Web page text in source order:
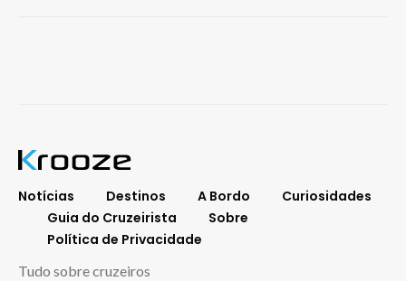
Notícias Destinos A Bordo
Curiosidades
Guia do Cruzeirista
Sobre
Política de Privacidade
Tudo sobre cruzeiros